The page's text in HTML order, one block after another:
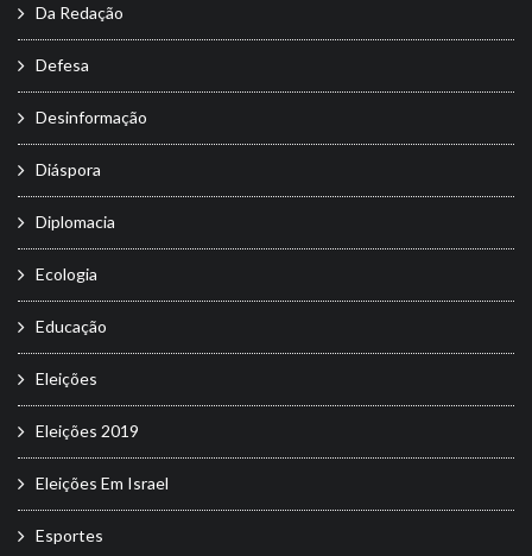
Da Redação
Defesa
Desinformação
Diáspora
Diplomacia
Ecologia
Educação
Eleições
Eleições 2019
Eleições Em Israel
Esportes